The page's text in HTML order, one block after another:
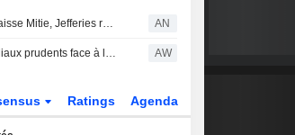
Deutsche Bank abaisse Mitie, Jefferies relève Reckitt AN
Les marchés mondiaux prudents face à la hausse des prix du pétrole AW
Ratings Agenda